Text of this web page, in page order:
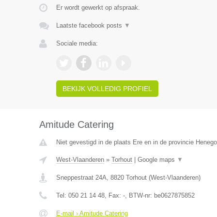
Er wordt gewerkt op afspraak.
Laatste facebook posts ▼
Sociale media:
BEKIJK VOLLEDIG PROFIEL
Amitude Catering
Niet gevestigd in de plaats Ere en in de provincie
West-Vlaanderen» Torhout| Google maps ▼
Sneppestraat 24A, 8820 Torhout(West-Vlaanderen)
Tel: 050 21 14 48, Fax: -, BTW-nr: be0627875852
E-mail › Amitude Catering